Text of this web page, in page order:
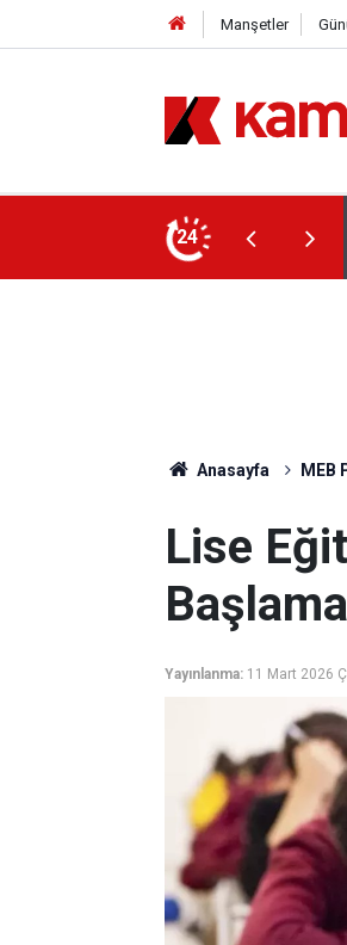
Manşetler
24
Üyesi Alacak: İşte Bölüm Bölüm Tüm
Anasayfa MEB
Lise
Yayınlanma: 11 Mart 2026